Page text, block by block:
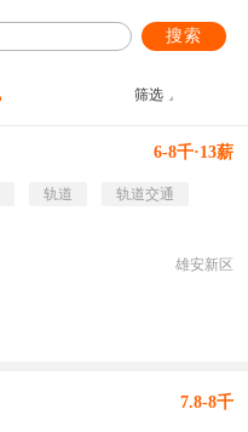
搜索
筛选
6-8千·13薪
轨道
轨道交通
雄安新区
7.8-8千